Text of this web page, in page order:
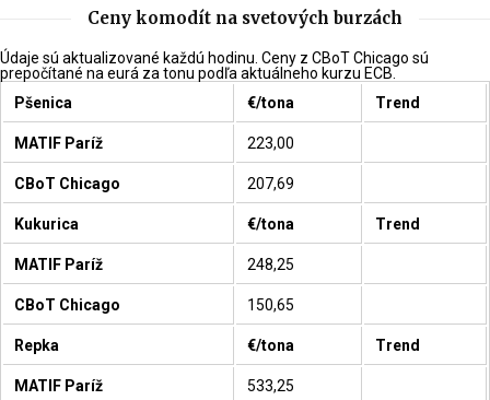
Ceny komodít na svetových burzách
Údaje sú aktualizované každú hodinu. Ceny z CBoT Chicago sú
prepočítané na eurá za tonu podľa aktuálneho kurzu ECB.
Pšenica
€/tona Trend
MATIF Paríž 223,00
CBoT Chicago 207,69
Kukurica €/tona Trend
MATIF Paríž 248,25
CBoT Chicago 150,65
Repka €/tona Trend
MATIF Paríž 533,25